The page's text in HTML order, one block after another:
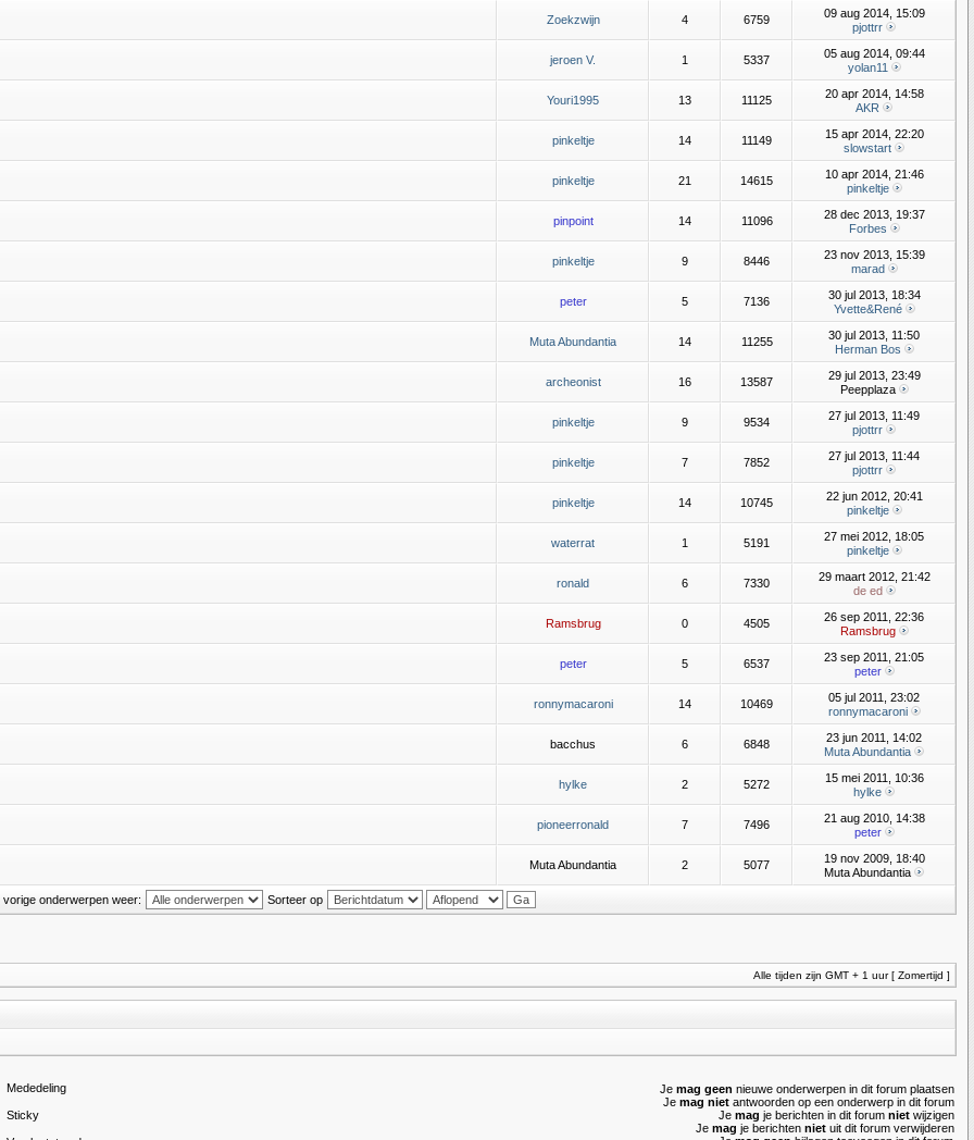
Zoekzwijn 4 6759
09 aug 2014, 15:09
pjottrr
jeroen V. 1 5337
05 aug 2014, 09:44
yolan11
Youri1995 13 11125
20 apr 2014, 14:58
AKR
pinkeltje 14 11149
15 apr 2014, 22:20
slowstart
pinkeltje 21 14615
10 apr 2014, 21:46
pinkeltje
pinpoint 14 11096
28 dec 2013, 19:37
Forbes
pinkeltje 9 8446
23 nov 2013, 15:39
marad
peter 5 7136
30 jul 2013, 18:34
Yvette&René
Muta Abundantia 14 11255
30 jul 2013, 11:50
Herman Bos
archeonist 16 13587
29 jul 2013, 23:49
Peepplaza
pinkeltje 9 9534
27 jul 2013, 11:49
pjottrr
pinkeltje 7 7852
27 jul 2013, 11:44
pjottrr
pinkeltje 14 10745
22 jun 2012, 20:41
pinkeltje
waterrat 1 5191
27 mei 2012, 18:05
pinkeltje
ronald 6 7330
29 maart 2012, 21:42
de ed
Ramsbrug 0 4505
26 sep 2011, 22:36
Ramsbrug
peter 5 6537
23 sep 2011, 21:05
peter
ronnymacaroni 14 10469
05 jul 2011, 23:02
ronnymacaroni
bacchus 6 6848
23 jun 2011, 14:02
Muta Abundantia
hylke 2 5272
15 mei 2011, 10:36
hylke
pioneerronald 7 7496
21 aug 2010, 14:38
peter
Muta Abundantia 2 5077
19 nov 2009, 18:40
Muta Abundantia
vorige onderwerpen weer: Sorteer op
Alle tijden zijn GMT + 1 uur [ Zomertijd ]
Mededeling
Sticky
Je mag geen nieuwe onderwerpen in dit forum plaatsen
Je mag niet antwoorden op een onderwerp in dit forum
Je mag je berichten in dit forum niet wijzigen
Je mag je berichten niet uit dit forum verwijderen